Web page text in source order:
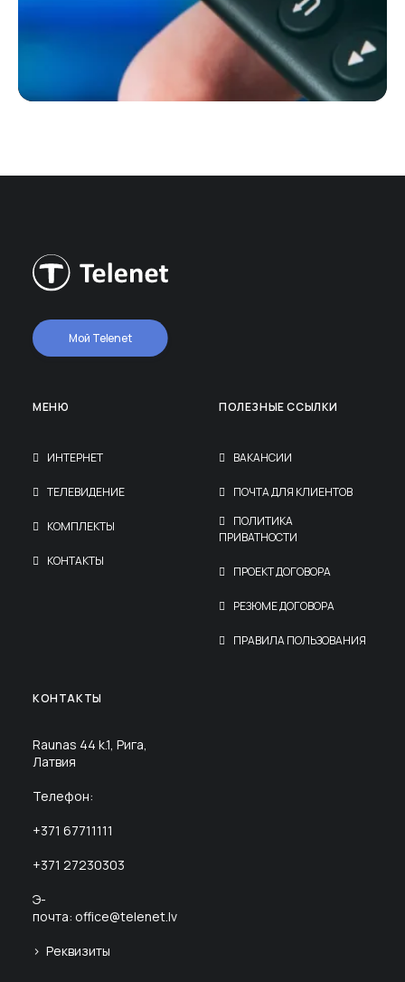
Мой Telenet
МЕНЮ
ИНТЕРНЕТ
ТЕЛЕВИДЕНИЕ
КОМПЛЕКТЫ
КОНТАКТЫ
ПОЛЕЗНЫЕ ССЫЛКИ
ВАКАНСИИ
ПОЧТА ДЛЯ КЛИЕНТОВ
ПОЛИТИКА
ПРИВАТНОСТИ
ПРОЕКТ ДОГОВОРА
РЕЗЮМЕ ДОГОВОРА
ПРАВИЛА ПОЛЬЗОВАНИЯ
КОНТАКТЫ
Raunas 44 k.1, Рига,
Латвия
Телефон:
+371 67711111
+371 27230303
Э-
почта: office@telenet.lv
> Реквизиты